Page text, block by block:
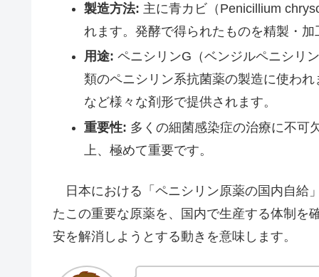
製造方法: 主に青カビ（Penicillium
れます。発酵で得られたものを精製・
用途: ペニシリンG（ベンジルペニシリ
類のペニシリン系抗菌薬の製造に使わ
など様々な剤形で提供されます。
重要性: 多くの細菌感染症の治療に不可
上、極めて重要です。
日本における「ペニシリン原薬の国内自給
たこの重要な原薬を、国内で生産する体制を
安を解消しようとする動きを意味します。